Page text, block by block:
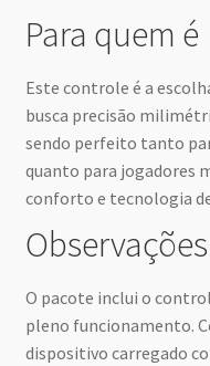
Para quem é
Este controle é a
busca precisão
sendo perfeito tanto
quanto para jogadores
conforto e tecnologia
Observações
O pacote inclui o
pleno funcionamento.
dispositivo carregado